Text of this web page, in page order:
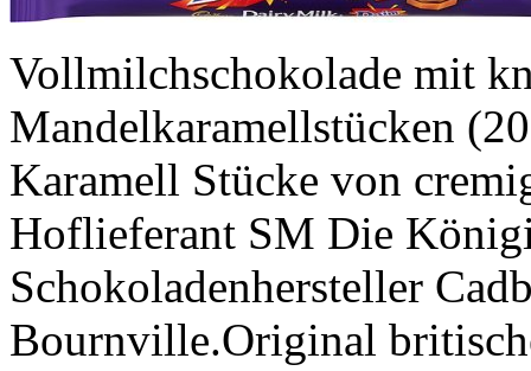
Vollmilchschokolade mit
Mandelkaramellstücken
Karamell Stücke von
Hoflieferant SM Die
Schokoladenhersteller
Bournville.Original